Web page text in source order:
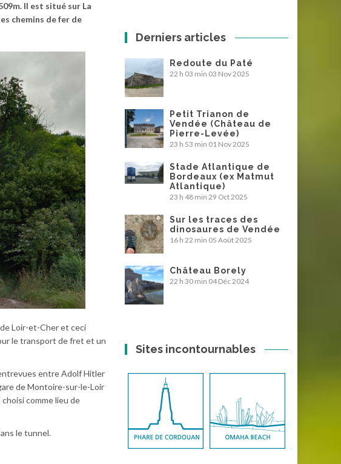
Il est situé sur La
chemins de fer de
Loir-et-Cher et ceci
le transport de fret et un
entre Adolf Hitler
de Montoire-sur-le-Loir
comme lieu de
le tunnel.
Derniers articles
Redoute du Paté
22 h 03 min 03 Nov 2025
Petit Trianon de
Vendée (Château de
Pierre-Levée)
23 h 53 min 01 Nov 2025
Stade Atlantique de
Bordeaux (ex Matmut
Atlantique)
23 h 48 min 29 Oct 2025
Sur les traces des
dinosaures de Vendée
16 h 22 min 05 Août 2025
Château Borely
22 h 30 min 04 Déc 2024
Sites incontournables